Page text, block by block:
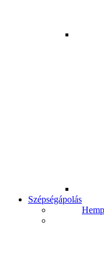
Szépségápolás